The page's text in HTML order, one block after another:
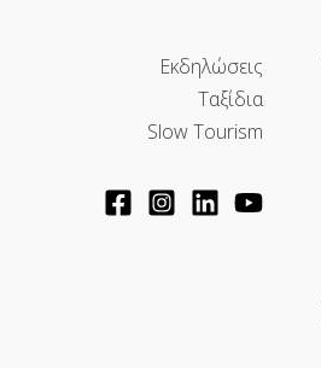
Εκδηλώσεις
Ταξίδια
Slow Tourism